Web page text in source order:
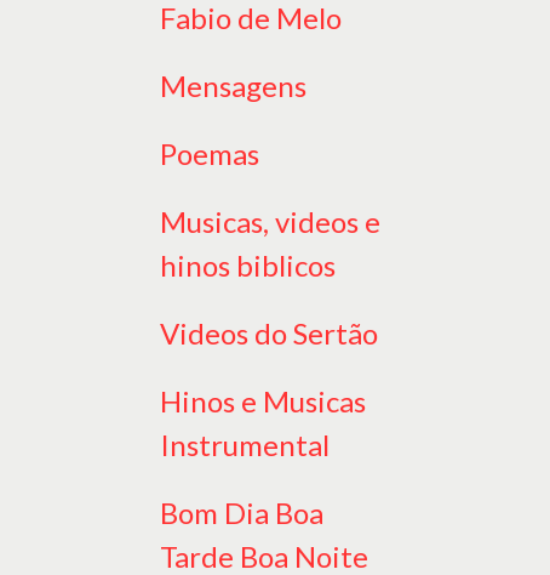
Fabio de Melo
Mensagens
Poemas
Musicas, videos e
hinos biblicos
Videos do Sertão
Hinos e Musicas
Instrumental
Bom Dia Boa
Tarde Boa Noite